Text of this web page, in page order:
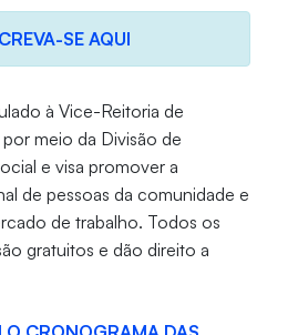
SE AQUI
à Vice-Reitoria de
meio da Divisão de
e visa promover a
de pessoas da comunidade e
de trabalho. Todos os
gratuitos e dão direito a